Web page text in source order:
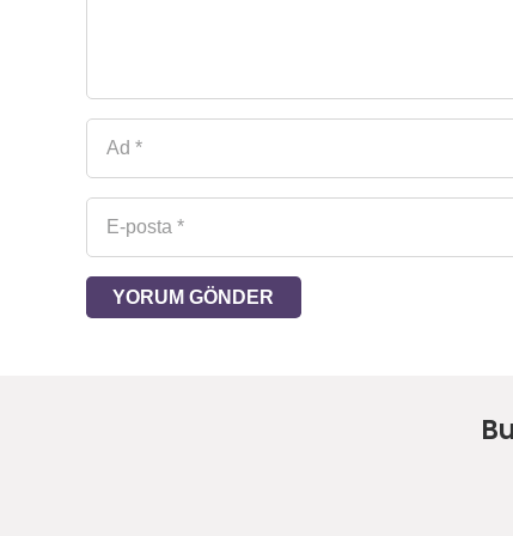
YORUM GÖNDER